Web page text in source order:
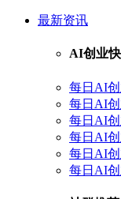
最新资讯
AI创业
每日AI创
每日AI创
每日AI创
每日AI创
每日AI创
每日AI创